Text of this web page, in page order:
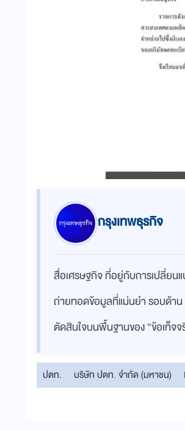
กรุงเทพธุรกิจ
สื่อเศรษฐกิจ ที่อยู่กับการเปลี่ยน
ถ่ายทอดข้อมูลที่แม่นยำ รอบด้า
ตัดสินใจบนพื้นฐานของ “ข้อเท็จจ
ปตท. บริษัท ปตท. จำกัด (มหาชน)